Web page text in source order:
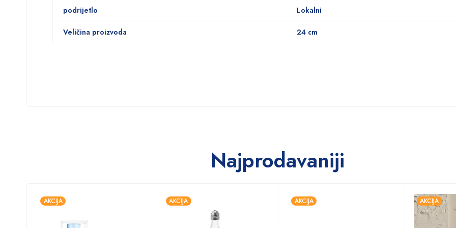
podrijetlo Lokalni
Veličina proizvoda 24 cm
Najprodavaniji
AKCIJA AKCIJA AKCIJA AKCIJA